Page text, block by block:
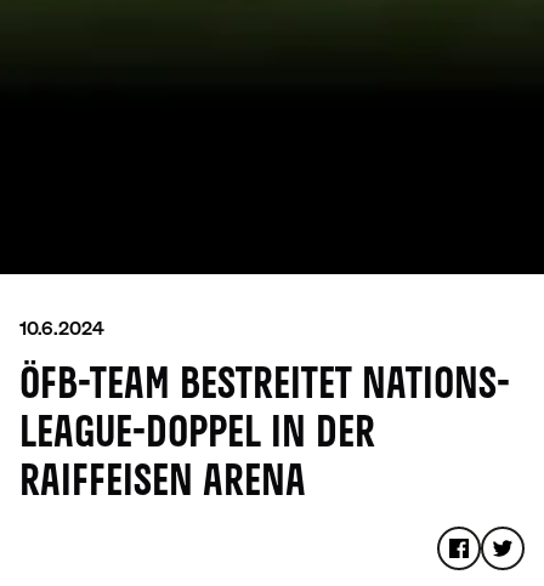
10.6.2024
ÖFB-TEAM BESTREITET NATIONS-
LEAGUE-DOPPEL IN DER
RAIFFEISEN ARENA